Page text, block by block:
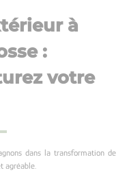
à
:
votre
dans la transformation de
agréable.